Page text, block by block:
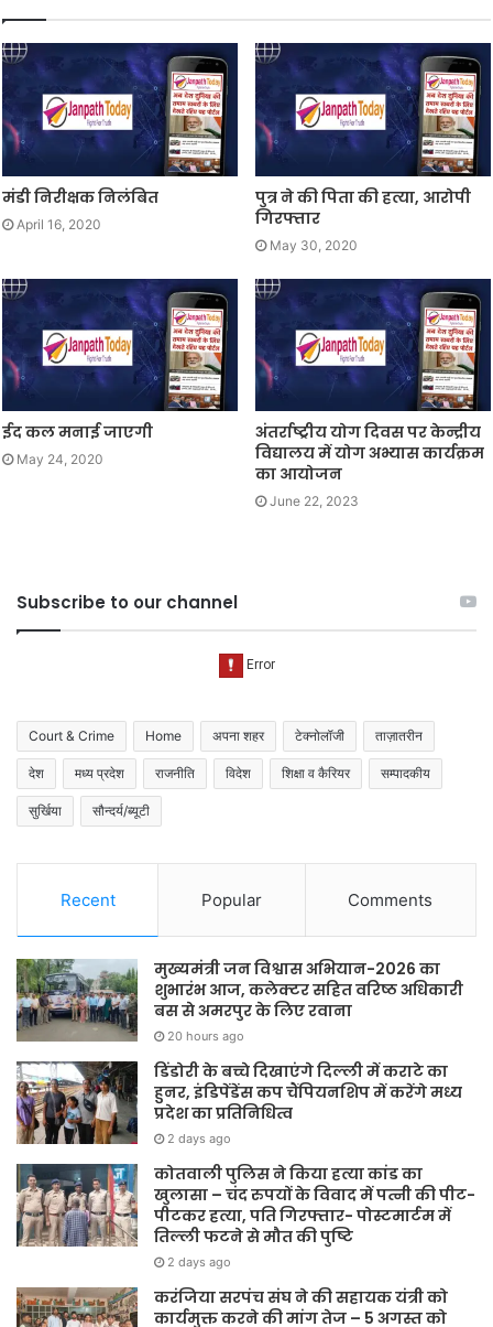
मंडी निरीक्षक निलंबित
April 16, 2020
पुत्र ने की पिता की हत्या, आरोपी
गिरफ्तार
May 30, 2020
ईद कल मनाई जाएगी
May 24, 2020
अंतर्राष्ट्रीय योग दिवस पर केन्द्रीय
विद्यालय में योग अभ्यास कार्यक्रम
का आयोजन
June 22, 2023
Subscribe to our channel
Court & Crime Home अपना शहर टेक्नोलॉजी ताज़ातरीन
देश मध्य प्रदेश राजनीति विदेश शिक्षा व कैरियर सम्पादकीय
सुर्खिया सौन्दर्य/ब्यूटी
Recent Popular Comments
मुख्यमंत्री जन विश्वास अभियान-2026 का
शुभारंभ आज, कलेक्टर सहित वरिष्ठ अधिकारी
बस से अमरपुर के लिए रवाना
20 hours ago
डिंडोरी के बच्चे दिखाएंगे दिल्ली में कराटे का
हुनर, इंडिपेंडेंस कप चैंपियनशिप में करेंगे मध्य
प्रदेश का प्रतिनिधित्व
2 days ago
कोतवाली पुलिस ने किया हत्या कांड का
खुलासा – चंद रुपयों के विवाद में पत्नी की पीट-
पीटकर हत्या, पति गिरफ्तार- पोस्टमार्टम में
तिल्ली फटने से मौत की पुष्टि
2 days ago
करंजिया सरपंच संघ ने की सहायक यंत्री को
कार्यमुक्त करने की मांग तेज – 5 अगस्त को